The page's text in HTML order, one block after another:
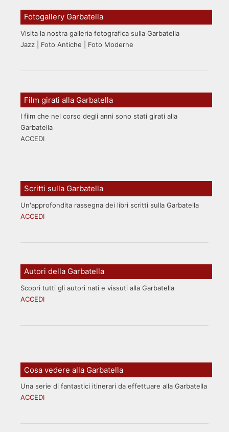
Fotogallery Garbatella
Visita la nostra galleria fotografica sulla Garbatella
Jazz | Foto Antiche | Foto Moderne
Film girati alla Garbatella
I film che nel corso degli anni sono stati girati alla
Garbatella
ACCEDI
Scritti sulla Garbatella
Un'approfondita rassegna dei libri scritti sulla Garbatella
ACCEDI
Autori della Garbatella
Scopri tutti gli autori nati e vissuti alla Garbatella
ACCEDI
Cosa vedere alla Garbatella
Una serie di fantastici itinerari da effettuare alla Garbatella
ACCEDI